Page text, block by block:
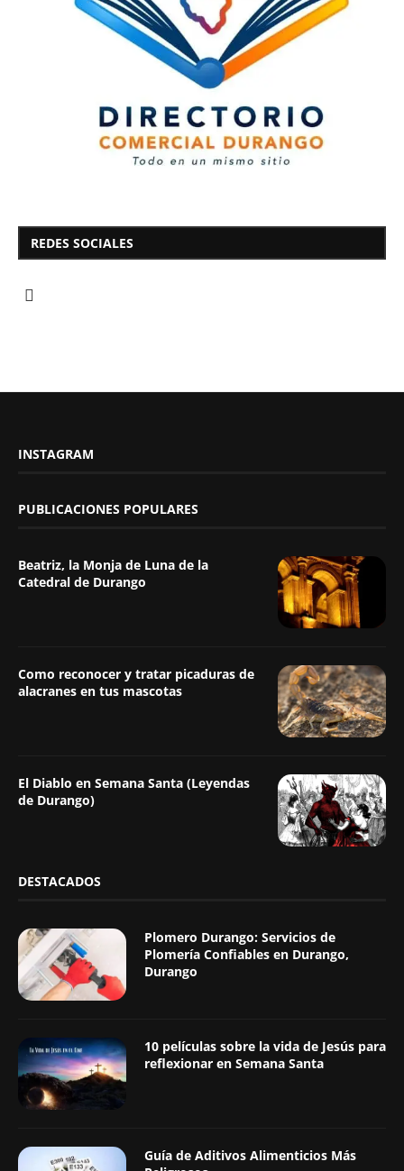
REDES SOCIALES
INSTAGRAM
PUBLICACIONES POPULARES
Beatriz, la Monja de Luna de la
Catedral de Durango
Como reconocer y tratar picaduras de
alacranes en tus mascotas
El Diablo en Semana Santa (Leyendas
de Durango)
DESTACADOS
Plomero Durango: Servicios de
Plomería Confiables en Durango,
Durango
10 películas sobre la vida de Jesús para
reflexionar en Semana Santa
Guía de Aditivos Alimenticios Más